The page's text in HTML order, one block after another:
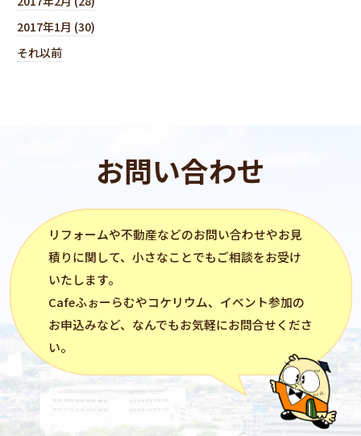
2017年1月 (30)
それ以前
お問い合わせ
リフォームや不動産などのお問い合わせやお見
積りに関して、小さなことでもご相談をお受け
いたします。
Cafeふぉーらむやコケリウム、イベント参加の
お申込みなど、なんでもお気軽にお問合せくださ
い。